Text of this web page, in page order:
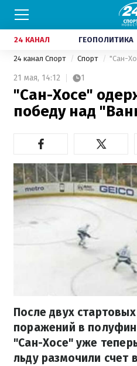
24 КАНАЛ ГЕОПОЛИТИКА
24 канал Спорт Спорт
21 мая, 14:12 1
"Сан-Хосе"
победу над
После двух
поражений в
"Сан-Хосе" уже
льду размочили счет